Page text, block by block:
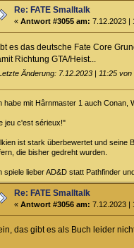
Re: FATE Smalltalk
«Antwort #3055 am: 7.12.2023 |
es das deutsche Fate Core
Richtung GTA/Heist...
Änderung: 7.12.2023 | 11:25 von
habe mit Hârnmaster 1 auch Conan,
jeu c'est sérieux!"
ist stark überbewertet und seine
die bisher gedreht wurden.
spiele lieber AD&D statt Pathfinder
Re: FATE Smalltalk
«Antwort #3056 am: 7.12.2023 |
das gibt es als Buch leider